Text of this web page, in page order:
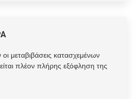
μεταβιβάσεις κατασχεμένων
πλέον πλήρης εξόφληση της